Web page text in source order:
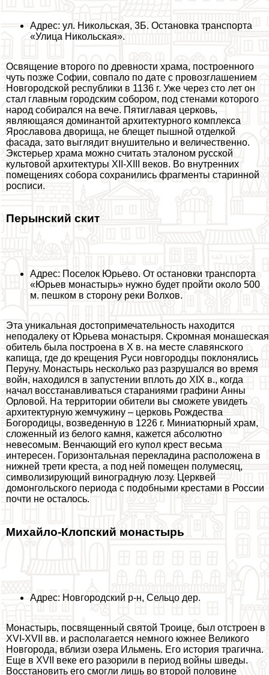
Адрес: ул. Никольская, 3Б. Остановка трaнcпорта
«Улица Никольская».
Освящение второго по древности храма, построенного
чуть позже Софии, совпало по дате с провозглашением
Новгородской республики в 1136 г. Уже через сто лет он
стал главным городским собором, под стенами которого
народ собирался на вече. Пятиглавая церковь,
являющаяся доминантой архитектурного комплекса
Ярославова дворища, не блещет пышной отделкой
фасада, зато выглядит внушительно и величественно.
Экстерьер храма можно считать эталоном русской
культовой архитектуры XII-XIII веков. Во внутренних
помещениях собора сохранились фрагменты старинной
росписи.
Перынский скит
Адрес: Поселок Юрьево. От остановки трaнcпорта
«Юрьев монастырь» нужно будет пройти около 500
м. пешком в сторону реки Волхов.
Эта уникальная достопримечательность находится
неподалеку от Юрьева монастыря. Скромная монашеская
обитель была построена в X в. на месте славянского
капища, где до крещения Руси новгородцы поклонялись
Перуну. Монастырь несколько раз разрушался во время
войн, находился в запустении вплоть до XIX в., когда
начал восстанавливаться стараниями графини Анны
Орловой. На территории обители вы сможете увидеть
архитектурную жемчужину – церковь Рождества
Богородицы, возведенную в 1226 г. Миниатюрный храм,
сложенный из белого камня, кажется абсолютно
невесомым. Венчающий его купол крест весьма
интересен. Горизонтальная перекладина расположена в
нижней трети креста, а под ней помещен полумесяц,
символизирующий виноградную лозу. Церквей
домонгольского периода с подобными крестами в России
почти не осталось.
Михайло-Клопский монастырь
Адрес: Новгородский р-н, Сельцо дер.
Монастырь, посвященный святой Троице, был отстроен в
XVI-XVII вв. и располагается немного южнее Великого
Новгорода, вблизи озера Ильмень. Его история трагична.
Еще в XVII веке его разорили в период войны шведы.
Восстановить его смогли лишь во второй половине